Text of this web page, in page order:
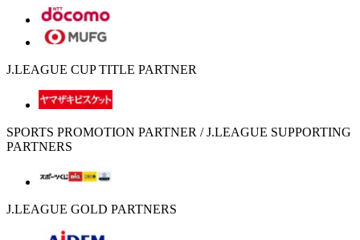
J.LEAGUE CUP TITLE PARTNER
SPORTS PROMOTION PARTNER / J.LEAGUE SUPPORTING
PARTNERS
J.LEAGUE GOLD PARTNERS